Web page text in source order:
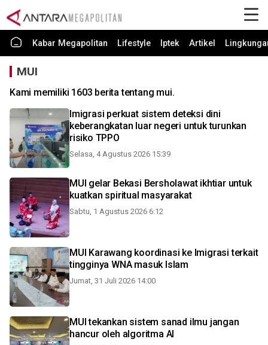
Kabar Megapolitan Lifestyle Iptek Artikel
MUI
Kami memiliki 1603 berita tentang mui.
Imigrasi perkuat sistem deteksi dini
keberangkatan luar negeri untuk turunkan
risiko TPPO
Selasa, 4 Agustus 2026 15:39
MUI gelar Bekasi Bersholawat ikhtiar untuk
kuatkan spiritual masyarakat
Sabtu, 1 Agustus 2026 6:12
MUI Karawang koordinasi ke Imigrasi terkait
tingginya WNA masuk Islam
Jumat, 31 Juli 2026 14:00
MUI tekankan sistem sanad ilmu jangan
hancur oleh algoritma AI